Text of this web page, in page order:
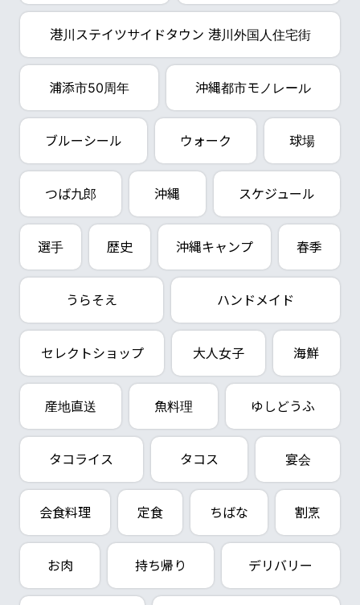
港川ステイツサイドタウン 港川外国人住宅街
浦添市50周年 沖縄都市モノレール
ブルーシール ウォーク 球場
つば九郎 沖縄 スケジュール
選手 歴史 沖縄キャンプ 春季
うらそえ ハンドメイド
セレクトショップ 大人女子 海鮮
産地直送 魚料理 ゆしどうふ
タコライス タコス 宴会
会食料理 定食 ちばな 割烹
お肉 持ち帰り デリバリー